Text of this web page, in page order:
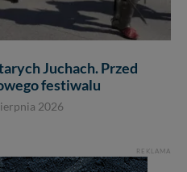
Juchach. Przed
festiwalu
2026
REKLAMA